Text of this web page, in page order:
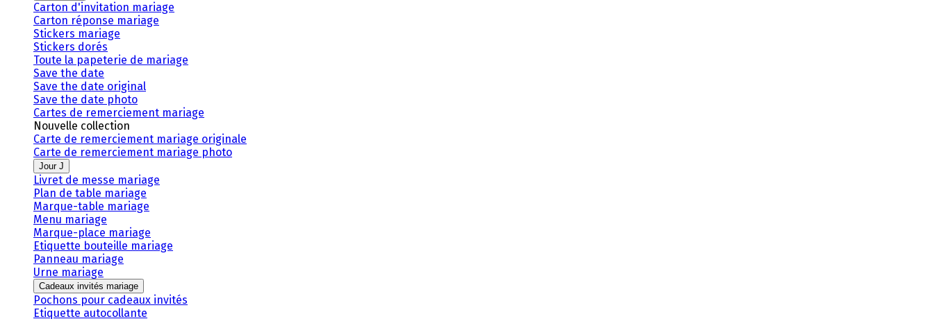
Carton d'invitation mariage
Carton réponse mariage
Stickers mariage
Stickers dorés
Toute la papeterie de mariage
Save the date
Save the date original
Save the date photo
Cartes de remerciement mariage
Nouvelle collection
Carte de remerciement mariage originale
Carte de remerciement mariage photo
Jour J
Livret de messe mariage
Plan de table mariage
Marque-table mariage
Menu mariage
Marque-place mariage
Etiquette bouteille mariage
Panneau mariage
Urne mariage
Cadeaux invités mariage
Pochons pour cadeaux invités
Etiquette autocollante